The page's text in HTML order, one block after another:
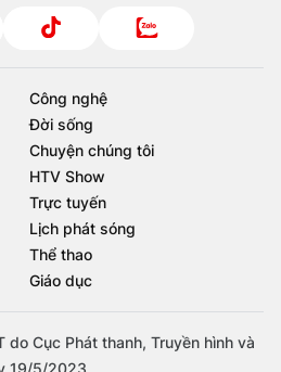
Công nghệ
Đời sống
Chuyện chúng tôi
HTV Show
Trực tuyến
Lịch phát sóng
Thể thao
Giáo dục
Cục Phát thanh, Truyền hình và
19/5/2023